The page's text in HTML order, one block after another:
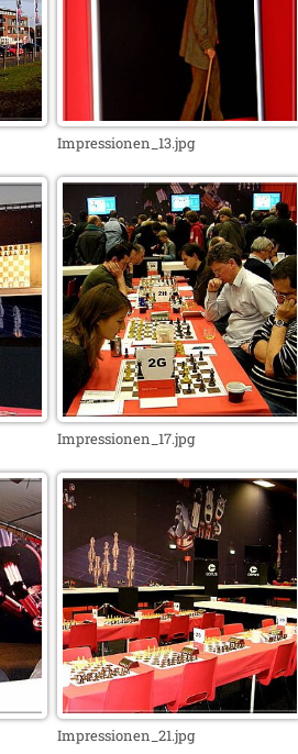
Impressionen_13.jpg
Impressionen_17.jpg
Impressionen_21.jpg